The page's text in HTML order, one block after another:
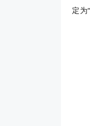
定为